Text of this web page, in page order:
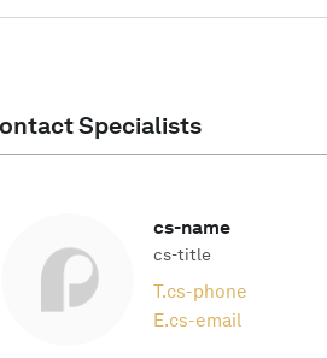
Specialists
cs-name
cs-title
T.cs-phone
E.cs-email